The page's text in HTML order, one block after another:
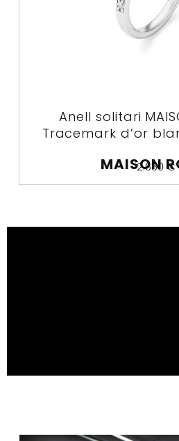
Anell solitari
Tracemark d’or
MAISON
2.650 €